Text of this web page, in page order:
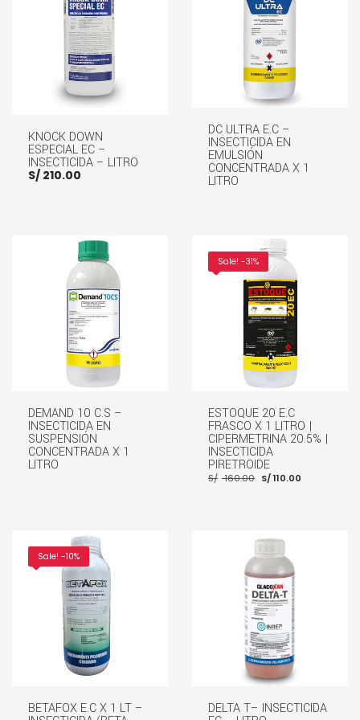
KNOCK DOWN
ESPECIAL EC –
INSECTICIDA – LITRO
S/ 210.00
AÑADIR AL CARRITO
DC ULTRA E.C –
INSECTICIDA EN
EMULSIÓN
CONCENTRADA X 1
LITRO
LEER MÁS
DEMAND 10 C.S –
INSECTICIDA EN
SUSPENSIÓN
CONCENTRADA X 1
LITRO
Sale! -31%
ESTOQUE 20 E.C
FRASCO X 1 LITRO |
CIPERMETRINA 20.5% |
INSECTICIDA
PIRETROIDE
S/ 160.00 El
precio
S/110.00
AÑADIR AL CARRITO
Sale! -10%
BETAFOX E.C X 1 LT – DELTA T– INSECTICIDA